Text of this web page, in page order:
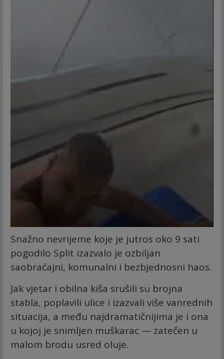
Snažno nevrijeme koje je jutros oko 9 sati
pogodilo Split izazvalo je ozbiljan
saobraćajni, komunalni i bezbjednosni haos.
Jak vjetar i obilna kiša srušili su brojna
stabla, poplavili ulice i izazvali više vanrednih
situacija, a među najdramatičnijima je i ona
u kojoj je snimljen muškarac — zatečen u
malom brodu usred oluje.